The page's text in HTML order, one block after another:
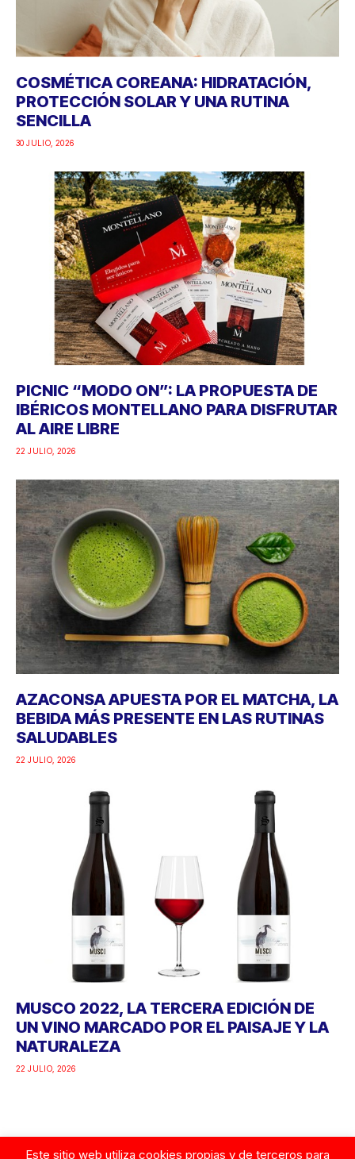
COSMÉTICA COREANA: HIDRATACIÓN,
PROTECCIÓN SOLAR Y UNA RUTINA
SENCILLA
30 JULIO, 2026
PICNIC “MODO ON”: LA PROPUESTA DE
IBÉRICOS MONTELLANO PARA DISFRUTAR
AL AIRE LIBRE
22 JULIO, 2026
AZACONSA APUESTA POR EL MATCHA, LA
BEBIDA MÁS PRESENTE EN LAS RUTINAS
SALUDABLES
22 JULIO, 2026
MUSCO 2022, LA TERCERA EDICIÓN DE
UN VINO MARCADO POR EL PAISAJE Y LA
NATURALEZA
22 JULIO, 2026
Este sitio web utiliza cookies propias y de terceros para